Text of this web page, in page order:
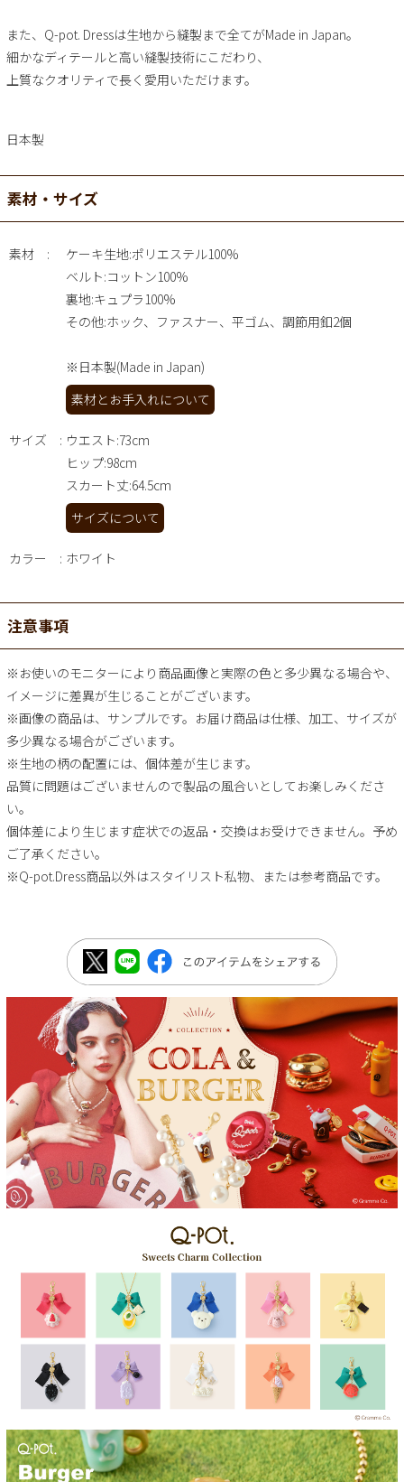
また、Q-pot. Dressは生地から縫製まで全てがMade in Japan。
細かなディテールと高い縫製技術にこだわり、
上質なクオリティで長く愛用いただけます。
日本製
素材・サイズ
素材
ケーキ生地:ポリエステル100%
ベルト:コットン100%
裏地:キュプラ100%
その他:ホック、ファスナー、平ゴム、調節用釦2個
※日本製(Made in Japan)
素材とお手入れについて
サイズ
ウエスト:73cm
ヒップ:98cm
スカート丈:64.5cm
サイズについて
カラー ホワイト
注意事項
※お使いのモニターにより商品画像と実際の色と多少異なる場合や、
イメージに差異が生じることがございます。
※画像の商品は、サンプルです。お届け商品は仕様、加工、サイズが
多少異なる場合がございます。
※生地の柄の配置には、個体差が生じます。
品質に問題はございませんので製品の風合いとしてお楽しみくださ
い。
個体差により生じます症状での返品・交換はお受けできません。予め
ご了承ください。
※Q-pot.Dress商品以外はスタイリスト私物、または参考商品です。